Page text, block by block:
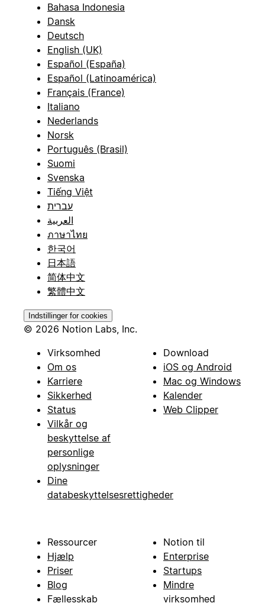
Bahasa Indonesia
Dansk
Deutsch
English (UK)
Español (España)
Español (Latinoamérica)
Français (France)
Italiano
Nederlands
Norsk
Português (Brasil)
Suomi
Svenska
Tiếng Việt
עברית
العربية
ภาษาไทย
한국어
日本語
简体中文
繁體中文
Indstillinger for cookies
© 2026 Notion Labs, Inc.
Virksomhed
Om os
Karriere
Sikkerhed
Status
Vilkår og
beskyttelse af
personlige
oplysninger
Dine
databeskyttelsesrettigheder
Download
iOS og Android
Mac og Windows
Kalender
Web Clipper
Ressourcer
Hjælp
Priser
Blog
Fællesskab
Notion til
Enterprise
Startups
Mindre
virksomhed